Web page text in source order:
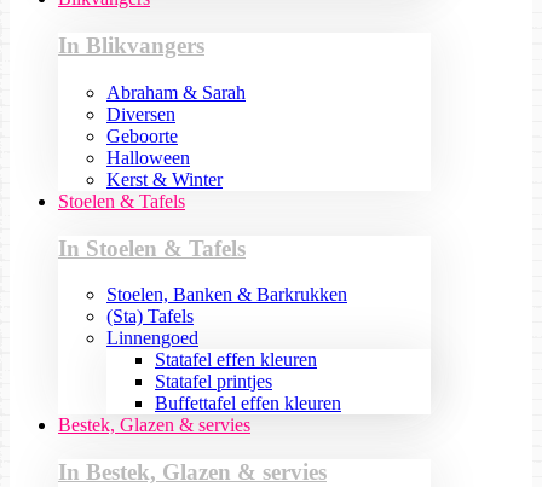
In Blikvangers
Abraham & Sarah
Diversen
Geboorte
Halloween
Kerst & Winter
Stoelen & Tafels
In Stoelen & Tafels
Stoelen, Banken & Barkrukken
(Sta) Tafels
Linnengoed
Statafel effen kleuren
Statafel printjes
Buffettafel effen kleuren
Bestek, Glazen & servies
In Bestek, Glazen & servies